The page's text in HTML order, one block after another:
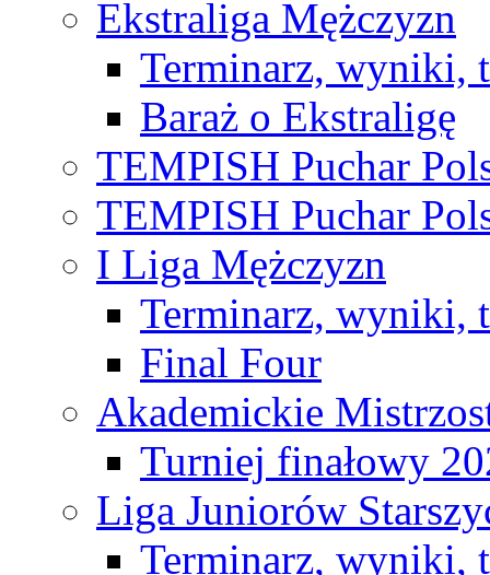
Ekstraliga Mężczyzn
Terminarz, wyniki,
Baraż o Ekstraligę
TEMPISH Puchar
TEMPISH Puchar
I Liga Mężczyzn
Terminarz, wyniki,
Final Four
Akademickie
Turniej finałowy
Liga Juniorów
Terminarz, wyniki,